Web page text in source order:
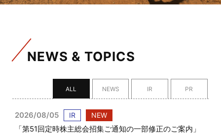
NEWS & TOPICS
ALL NEWS IR PR
2026/08/05 IR NEW
「第51回定時株主総会招集ご通知の一部修正のご案内」